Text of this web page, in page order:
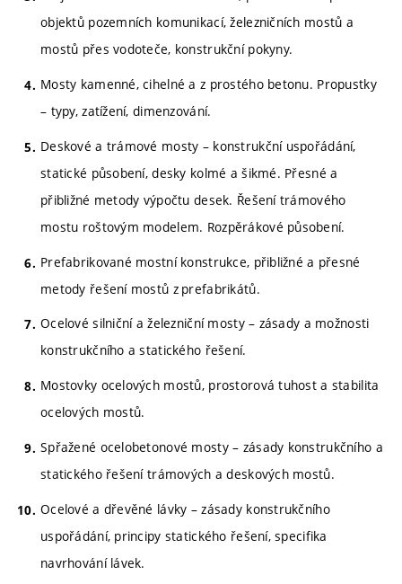
objektů pozemních komunikací, železničních mostů a
mostů přes vodoteče, konstrukční pokyny.
Mosty kamenné, cihelné a z prostého betonu. Propustky
– typy, zatížení, dimenzování.
Deskové a trámové mosty – konstrukční uspořádání,
statické působení, desky kolmé a šikmé. Přesné a
přibližné metody výpočtu desek. Řešení trámového
mostu roštovým modelem. Rozpěrákové působení.
Prefabrikované mostní konstrukce, přibližné a přesné
metody řešení mostů z prefabrikátů.
Ocelové silniční a železniční mosty – zásady a možnosti
konstrukčního a statického řešení.
Mostovky ocelových mostů, prostorová tuhost a stabilita
ocelových mostů.
Spřažené ocelobetonové mosty – zásady konstrukčního a
statického řešení trámových a deskových mostů.
Ocelové a dřevěné lávky – zásady konstrukčního
uspořádání, principy statického řešení, specifika
navrhování lávek.